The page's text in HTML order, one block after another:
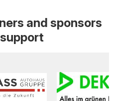
and sponsors